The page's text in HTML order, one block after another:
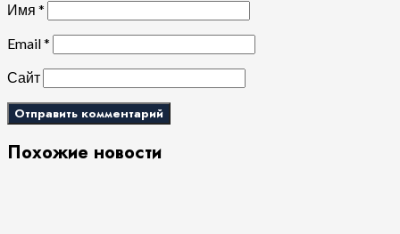
Имя *
Email*
Сайт
Похожие новости